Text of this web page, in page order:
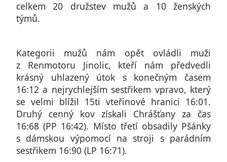
celkem 20 družstev mužů a 10 ženských
týmů.
Kategorii mužů nám opět ovládli muži
z Renmotoru Jinolic, kteří nám předvedli
krásný uhlazený útok s konečným časem
16:12 a nejrychlejším sestřikem vpravo, který
se velmi blížil 15ti vteřinové hranici 16:01.
Druhý cenný kov získali Chrášťany za čas
16:68 (PP 16:42). Místo třetí obsadily Pšánky
s dámskou výpomocí na stroji s parádním
sestřikem 16:90 (LP 16:71).